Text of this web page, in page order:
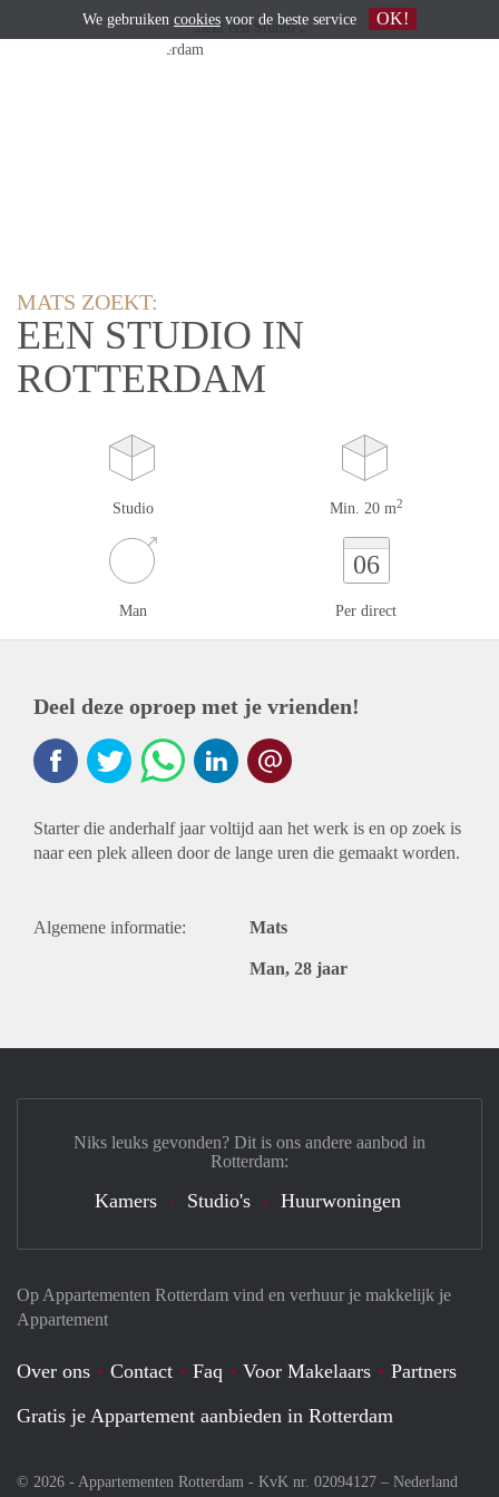
MATS ZOEKT:
EEN STUDIO IN
ROTTERDAM
Studio Min. 20 m2
Man
06
Per direct
Deel deze oproep met je vrienden!
Starter die anderhalf jaar voltijd aan het werk is en op zoek is
naar een plek alleen door de lange uren die gemaakt worden.
Algemene informatie: Mats
Man, 28 jaar
Op Appartementen Rotterdam vind en verhuur je makkelijk je
Appartement
Over ons Contact Faq Voor Makelaars
Partners
Gratis je Appartement aanbieden in Rotterdam
© 2026 - Appartementen Rotterdam - KvK nr. 02094127 – Nederland
Niks leuks gevonden? Dit is ons andere aanbod in
Rotterdam:
Kamers Studio's Huurwoningen
We gebruiken cookies voor de beste service OK!